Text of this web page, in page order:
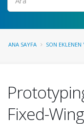
ANA SAYFA SON EKLENEN
Fixed-